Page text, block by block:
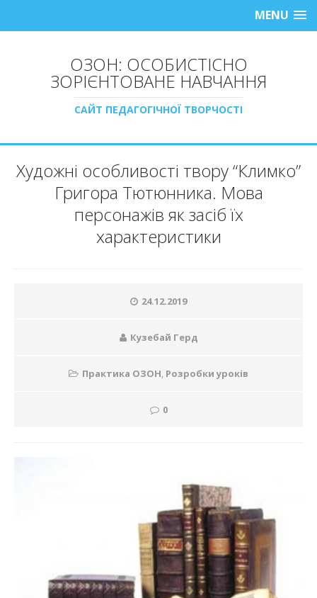
MENU
ОЗОН: ОСОБИСТІСНО
ЗОРІЄНТОВАНЕ НАВЧАННЯ
САЙТ ПЕДАГОГІЧНОЇ ТВОРЧОСТІ
Художні особливості твору “Климко”
Григора Тютюнника. Мова
персонажів як засіб їх
характеристики
24.12.2019
Кузебай Герд
Практика ОЗОН, Розробки уроків
0